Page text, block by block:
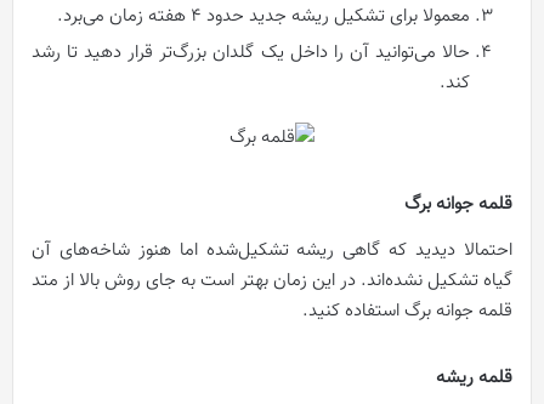
معمولا برای تشکیل ریشه جدید حدود ۴ هفته زمان می‌برد.
حالا می‌توانید آن را داخل یک گلدان بزرگ‌تر قرار دهید تا رشد
کند.
قلمه جوانه برگ
احتمالا دیدید که گاهی ریشه تشکیل‌شده اما هنوز شاخه‌های آن
گیاه تشکیل نشده‌اند. در این زمان بهتر است به جای روش بالا از متد
قلمه جوانه برگ استفاده کنید.
قلمه ریشه